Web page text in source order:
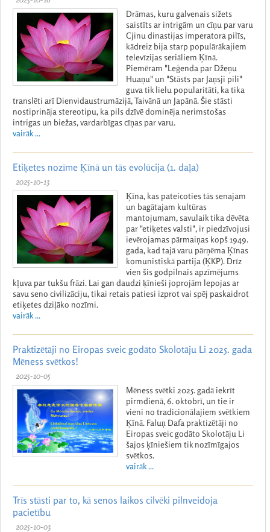
Drāmas, kuru galvenais sižets
saistīts ar intrigām un cīņu par varu
Cjinu dinastijas imperatora pilīs,
kādreiz bija starp populārākajiem
televīzijas seriāliem Ķīnā.
Piemēram "Leģenda par Džeņu
Huaņu" un "Stāsts par Jaņsji pili"
guva tik lielu popularitāti, ka tika
translēti arī Dienvidaustrumāzijā, Taivānā un Japānā. Šie stāsti
nostiprināja stereotipu, ka pils dzīvē dominēja nerimstošas
intrigas un biežas, vardarbīgas cīņas par varu.
vairāk ...
Etiķetes nozīme Ķīnā un tās evolūcija (1. daļa)
2025-10-13
Ķīna, kas pateicoties tās senajam
un bagātajam kultūras
mantojumam, savulaik tika dēvēta
par "etiķetes valsti", ir piedzīvojusi
ievērojamas pārmaiņas kopš 1949.
gada, kad tajā varu pārņēma Ķīnas
komunistiskā partija (ĶKP). Drīz
vien šis godpilnais apzīmējums
kļuva par tukšu frāzi. Lai gan daudzi ķīnieši joprojām lepojas ar
savu seno civilizāciju, tikai retais patiesi izprot vai spēj paskaidrot
etiķetes dziļāko nozīmi.
vairāk ...
Praktizētāji no Eiropas sveic godāto Skolotāju Li 2025. gada
Mēness svētkos!
2025-10-05
Mēness svētki 2025. gadā iekrīt
pirmdienā, 6. oktobrī, un tie ir
vieni no tradicionālajiem svētkiem
Ķīnā. Faluņ Dafa praktizētāji no
Eiropas sveic godāto Skolotāju Li
šajos ķīniešiem tik nozīmīgajos
svētkos.
vairāk ...
Trīs stāsti par to, kā senos laikos cilvēki pilnveidoja
pacietību
2025-10-03